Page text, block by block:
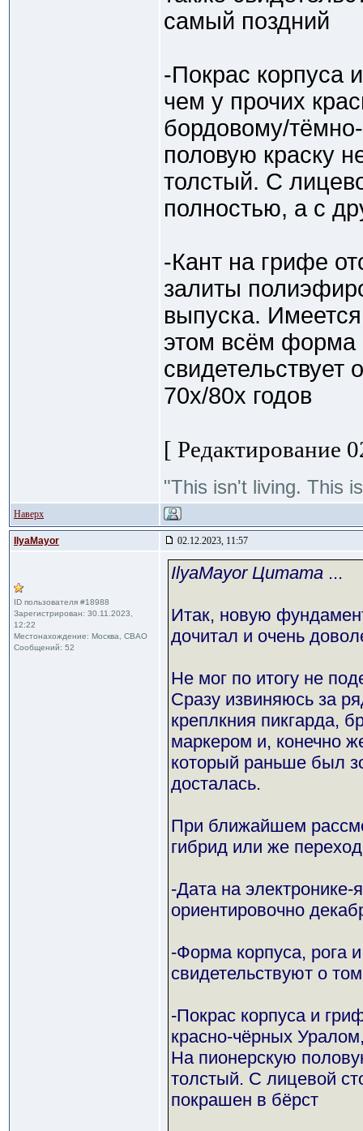
самый поздний
-Покрас корпуса
чем у прочих
бордовому/
половую краску
толстый. С
полностью, а с
-Кант на грифе
залиты
выпуска.
этом всём форма
свидетельствует
70х/80х годов
[ Редактирование
"This isn't living. This
Наверх
IlyaMayor 02.12.2023, 11:57
ID пользователя #18988
Зарегистрирован: 30.11.2023,
12:22
Местонахождение: Москва, СВАО
Сообщений: 52
IlyaMayor Цитата ...
Итак, новую
дочитал и очень
Не мог по итогу не
Сразу извиняюсь за
креплкния пикгарда,
маркером и, конечно
который раньше был
досталась.
При ближайшем
гибрид или же
-Дата на
ориентировочно
-Форма корпуса, рога
свидетельствуют о
-Покрас корпуса и
красно-чёрных
На пионерскую
толстый. С лицевой
покрашен в бёрст